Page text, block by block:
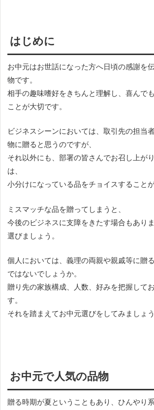
はじめに
お中元はお世話になった方へ日頃の感謝を
物です。
相手の趣味嗜好をきちんと理解し、喜んで
ことが大切です。
ビジネスシーンにおいては、取引先の担当
物に贈ると思うのですが、
それ以外にも、部署の皆さんでお召し上が
は、
小分けになっている品をチョイスすることが
ミスマッチな品を贈ってしまうと、
今後のビジネスに支障をきたす場合もあり
選びましょう。
個人においては、義理の両親や親戚等に贈
ではないでしょうか。
贈り先の家族構成、人数、好みを把握して
す。
それを踏まえてお中元選びをしてみましょう
お中元で人気の品物
贈る時期が夏ということもあり、ひんやり